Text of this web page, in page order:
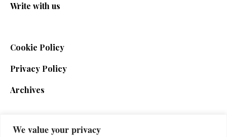
We value your privacy
Write with us
Cookie Policy
Privacy Policy
Archives
SIGN UP FOR THE NEWSLETTER